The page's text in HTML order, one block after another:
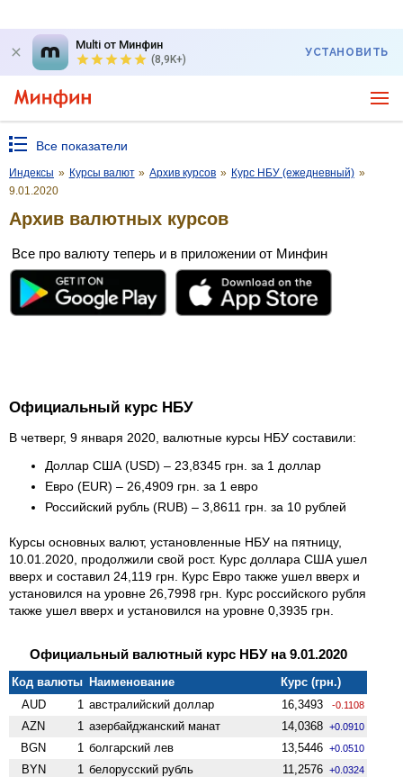
Multi от Минфин
(8,9K+)
УСТАНОВИТЬ
Все показатели
Индексы » Курсы валют » Архив курсов » Курс НБУ (ежедневный) »
9.01.2020
Архив валютных курсов
Все про валюту теперь и в приложении от Минфин
Официальный курс НБУ
В четверг, 9 января 2020, валютные курсы НБУ составили:
Доллар США (USD) – 23,8345 грн. за 1 доллар
Евро (EUR) – 26,4909 грн. за 1 евро
Российский рубль (RUB) – 3,8611 грн. за 10 рублей
Курсы основных валют, установленные НБУ на пятницу,
10.01.2020, продолжили свой рост. Курс доллара США ушел
вверх и составил 24,119 грн. Курс Евро также ушел вверх и
установился на уровне 26,7998 грн. Курс российского рубля
также ушел вверх и установился на уровне 0,3935 грн.
Официальный валютный курс НБУ на 9.01.2020
Код валюты Наименование
Курс (грн.)
AUD
1 австралийский доллар 16,3493 -0.1108
AZN 1 азербайджанский манат 14,0368 +0.0910
BGN 1 болгарский лев 13,5446 +0.0510
BYN 1 белорусский рубль 11,2576 +0.0324